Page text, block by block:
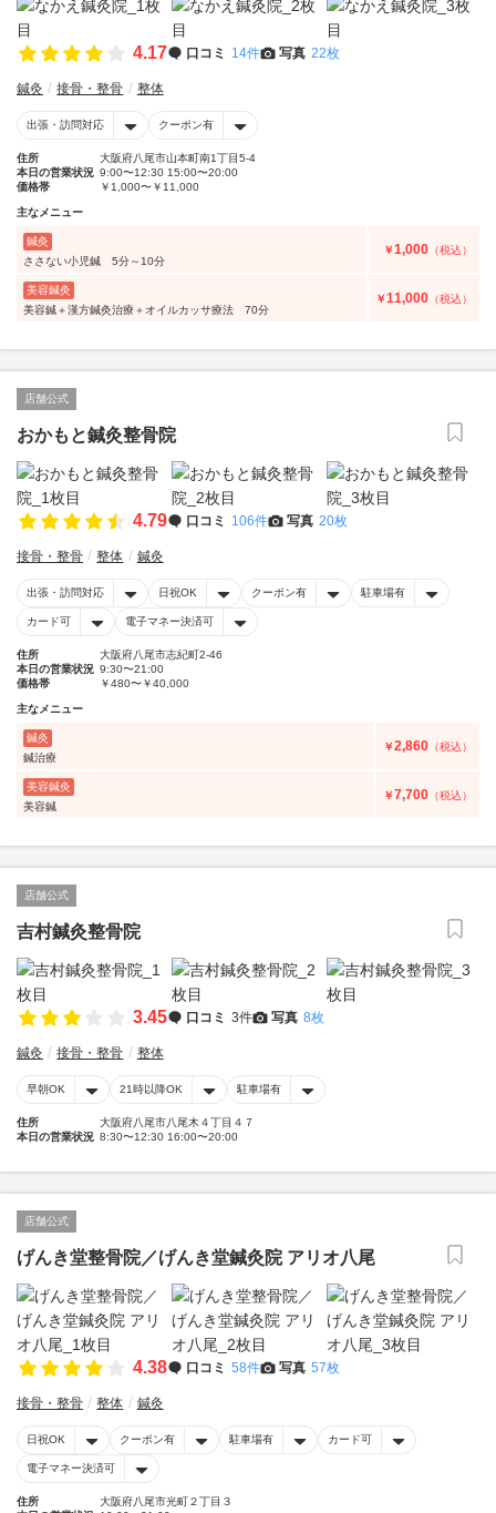
4.17 口コミ 14件 写真 22枚
鍼灸 接骨・整骨 整体
出張・訪問対応 クーポン有
住所
大阪府八尾市山本町南1丁目5-4
本日の営業状況 9:00〜12:30 15:00〜20:00
価格帯
￥1,000〜￥11,000
主なメニュー
鍼灸
ささない小児鍼 5分～10分
￥1,000 （税込）
美容鍼灸
美容鍼＋漢方鍼灸治療＋オイルカッサ療法 70分
￥11,000 （税込）
店舗公式
おかもと鍼灸整骨院
4.79 口コミ 106件 写真 20枚
接骨・整骨 整体 鍼灸
出張・訪問対応 日祝OK クーポン有 駐車場有
カード可 電子マネー決済可
住所
大阪府八尾市志紀町2-46
本日の営業状況 9:30〜21:00
価格帯
￥480〜￥40,000
主なメニュー
鍼灸
鍼治療
￥2,860 （税込）
美容鍼灸
美容鍼
￥7,700 （税込）
店舗公式
吉村鍼灸整骨院
3.45 口コミ 3件 写真 8枚
鍼灸 接骨・整骨 整体
早朝OK 21時以降OK 駐車場有
住所
大阪府八尾市八尾木４丁目４７
本日の営業状況 8:30〜12:30 16:00〜20:00
店舗公式
げんき堂整骨院／げんき堂鍼灸院 アリオ八尾
4.38 口コミ 58件 写真 57枚
接骨・整骨 整体 鍼灸
日祝OK クーポン有 駐車場有 カード可
電子マネー決済可
住所
大阪府八尾市光町２丁目３